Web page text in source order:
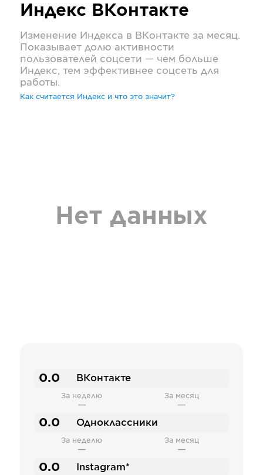
Индекс ВКонтакте
Изменение Индекса в ВКонтакте за месяц.
Показывает долю активности
пользователей соцсети — чем больше
Индекс, тем эффективнее соцсеть для
работы.
Как считается Индекс и что это значит?
Нет данных
0.0 ВКонтакте
За неделю
—
За месяц
—
0.0 Одноклассники
За неделю
—
За месяц
—
0.0 Instagram*